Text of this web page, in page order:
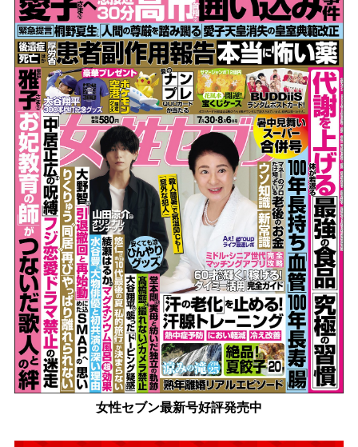
女性セブン最新号好評発売中